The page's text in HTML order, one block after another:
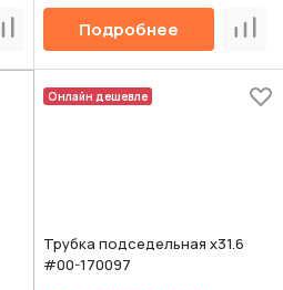
СравнитьПодробнее
Онлайн дешевле
Трубка подседельная х31.6
#00-170097